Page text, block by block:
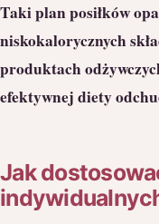
Taki plan posiłków
niskokalorycznych
produktach
efektywnej diety
Jak